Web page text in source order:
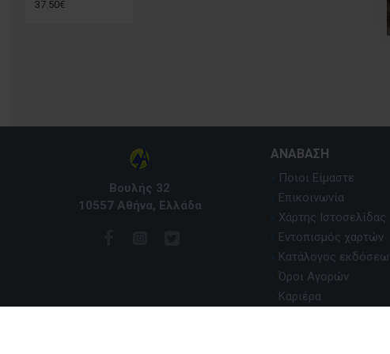
37.50€
Βουλής 32
10557 Αθήνα, Ελλάδα
ΑΝΆΒΑΣΗ
Ποιοι Είμαστε
Επικοινωνία
Χάρτης Ιστοσελίδας
Εντοπισμός χαρτών
Κατάλογος
Όροι Αγορών
Καριέρα